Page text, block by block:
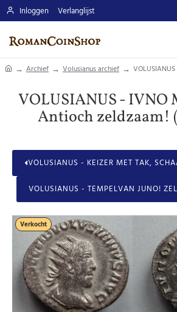
Inloggen Verlanglijst
homeArchief Volusianus archief
VOLUSIANUS - IVNO
Antioch zeldzaam!
VOLUSIANUS - KEIZER MET TAK,
VOLUSIANUS - TEMPELVAN JUNO!
Verkocht